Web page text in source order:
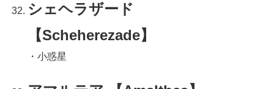
シェヘラザード
【Scheherezade】
・小惑星